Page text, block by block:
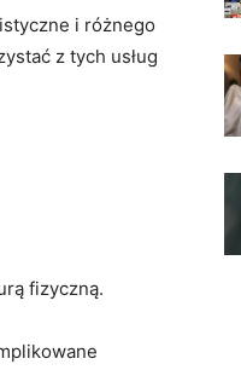
i różnego
z tych usług
fizyczną.